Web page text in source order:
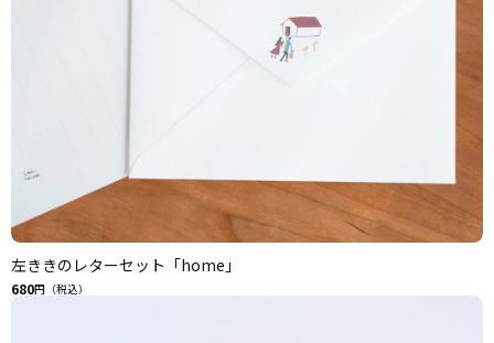
左ききのレターセット「home」
680円（税込）